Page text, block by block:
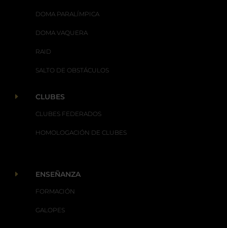
DOMA PARALÍMPICA
DOMA VAQUERA
RAID
SALTO DE OBSTÁCULOS
E CLUBES
CLUBES FEDERADOS
HOMOLOGACIÓN DE CLUBES
E ENSEÑANZA
FORMACIÓN
GALOPES